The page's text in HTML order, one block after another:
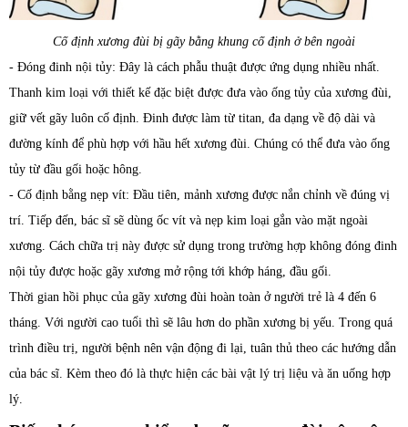
Cố định xương đùi bị gãy bằng khung cố định ở bên ngoài
- Đóng đinh nội tủy: Đây là cách phẫu thuật được ứng dụng nhiều nhất.
Thanh kim loại với thiết kế đặc biệt được đưa vào ống tủy của xương đùi,
giữ vết gãy luôn cố định. Đinh được làm từ titan, đa dạng về độ dài và
đường kính để phù hợp với hầu hết xương đùi. Chúng có thể đưa vào ống
tủy từ đầu gối hoặc hông.
- Cố định bằng nẹp vít: Đầu tiên, mảnh xương được nắn chỉnh về đúng vị
trí. Tiếp đến, bác sĩ sẽ dùng ốc vít và nẹp kim loại gắn vào mặt ngoài
xương. Cách chữa trị này được sử dụng trong trường hợp không đóng đinh
nội tủy được hoặc gãy xương mở rộng tới khớp háng, đầu gối.
Thời gian hồi phục của gãy xương đùi hoàn toàn ở người trẻ là 4 đến 6
tháng. Với người cao tuổi thì sẽ lâu hơn do phần xương bị yếu. Trong quá
trình điều trị, người bệnh nên vận động đi lại, tuân thủ theo các hướng dẫn
của bác sĩ. Kèm theo đó là thực hiện các bài vật lý trị liệu và ăn uống hợp
lý.